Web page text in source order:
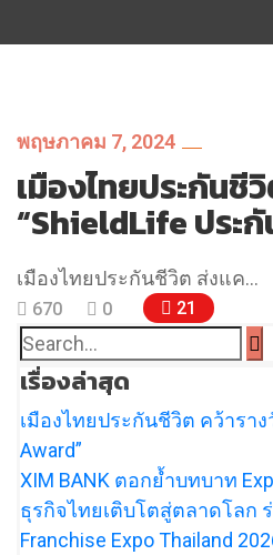
พฤษภาคม 7, 2024
เมืองไทยประกัน
“ShieldLife ประ
เมืองไทยประกันชีวิต ส่งแค…
670 0 21
เรื่องล่าสุด
เมืองไทยประกันชีวิต คว้าราง
Award”
XIM BANK ตอกย้ำบทบาท
ธุรกิจไทยเติบโตสู่ตลาดโลก
Franchise Expo Thailand